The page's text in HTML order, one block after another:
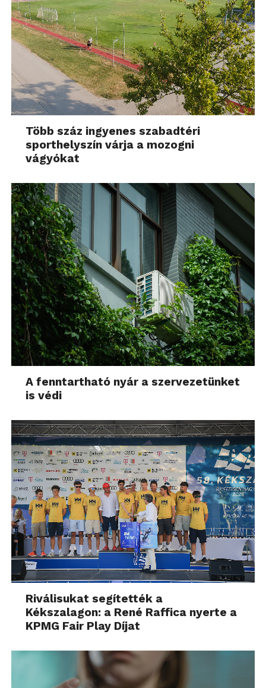
Több száz ingyenes szabadtéri
sporthelyszín várja a mozogni
vágyókat
A fenntartható nyár a szervezetünket
is védi
Riválisukat segítették a
Kékszalagon: a René Raffica nyerte a
KPMG Fair Play Díjat